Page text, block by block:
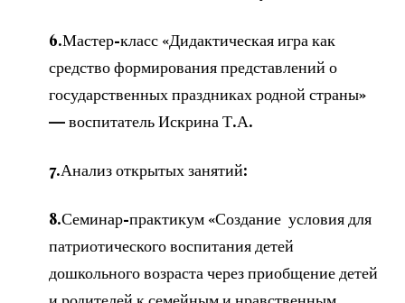
6.Мастер-класс «Дидактическая игра как
средство формирования представлений о
государственных праздниках родной страны»
— воспитатель Искрина Т.А.
7.Анализ открытых занятий:
8.Семинар-практикум «Создание условия для
патриотического воспитания детей
дошкольного возраста через приобщение детей